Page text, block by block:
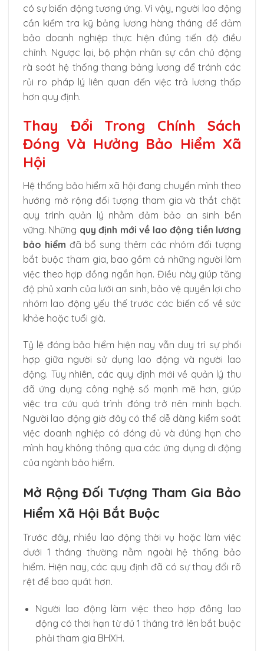
có sự biến động tương ứng. Vì vậy, người lao động
cần kiểm tra kỹ bảng lương hàng tháng để đảm
bảo doanh nghiệp thực hiện đúng tiến độ điều
chỉnh. Ngược lại, bộ phận nhân sự cần chủ động
rà soát hệ thống thang bảng lương để tránh các
rủi ro pháp lý liên quan đến việc trả lương thấp
hơn quy định.
Thay Đổi Trong Chính Sách
Đóng Và Hưởng Bảo Hiểm Xã
Hội
Hệ thống bảo hiểm xã hội đang chuyển mình theo
hướng mở rộng đối tượng tham gia và thắt chặt
quy trình quản lý nhằm đảm bảo an sinh bền
vững. Những quy định mới về lao động tiền lương
bảo hiểm đã bổ sung thêm các nhóm đối tượng
bắt buộc tham gia, bao gồm cả những người làm
việc theo hợp đồng ngắn hạn. Điều này giúp tăng
độ phủ xanh của lưới an sinh, bảo vệ quyền lợi cho
nhóm lao động yếu thế trước các biến cố về sức
khỏe hoặc tuổi già.
Tỷ lệ đóng bảo hiểm hiện nay vẫn duy trì sự phối
hợp giữa người sử dụng lao động và người lao
động. Tuy nhiên, các quy định mới về quản lý thu
đã ứng dụng công nghệ số mạnh mẽ hơn, giúp
việc tra cứu quá trình đóng trở nên minh bạch.
Người lao động giờ đây có thể dễ dàng kiểm soát
việc doanh nghiệp có đóng đủ và đúng hạn cho
mình hay không thông qua các ứng dụng di động
của ngành bảo hiểm.
Mở Rộng Đối Tượng Tham Gia Bảo
Hiểm Xã Hội Bắt Buộc
Trước đây, nhiều lao động thời vụ hoặc làm việc
dưới 1 tháng thường nằm ngoài hệ thống bảo
hiểm. Hiện nay, các quy định đã có sự thay đổi rõ
rệt để bao quát hơn.
Người lao động làm việc theo hợp đồng lao
động có thời hạn từ đủ 1 tháng trở lên bắt buộc
phải tham gia BHXH.